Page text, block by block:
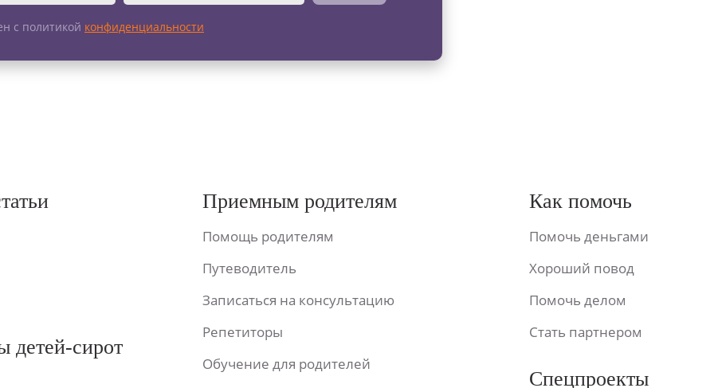
с политикой конфиденциальности
детей-сирот
Приемным родителям
Помощь родителям
Путеводитель
Записаться на консультацию
Репетиторы
Обучение для родителей
Как помочь
Помочь деньгами
Хороший повод
Помочь делом
Стать партнером
Спецпроекты